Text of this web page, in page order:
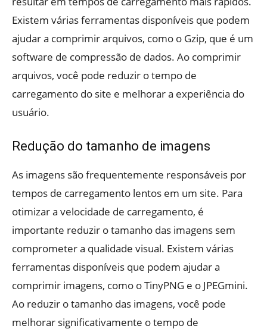
Existem várias ferramentas disponíveis que podem
ajudar a comprimir arquivos, como o Gzip, que é um
software de compressão de dados. Ao comprimir
arquivos, você pode reduzir o tempo de
carregamento do site e melhorar a experiência do
usuário.
Redução do tamanho de imagens
As imagens são frequentemente responsáveis por
tempos de carregamento lentos em um site. Para
otimizar a velocidade de carregamento, é
importante reduzir o tamanho das imagens sem
comprometer a qualidade visual. Existem várias
ferramentas disponíveis que podem ajudar a
comprimir imagens, como o TinyPNG e o JPEGmini.
Ao reduzir o tamanho das imagens, você pode
melhorar significativamente o tempo de